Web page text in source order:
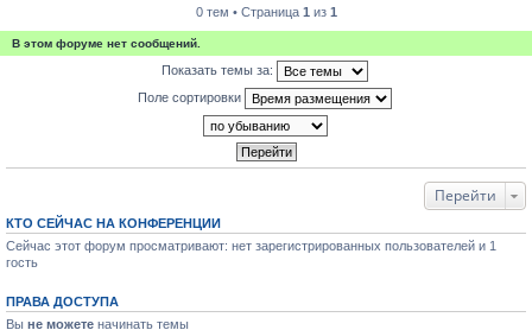
0 тем • Страница 1 из 1
В этом форуме нет сообщений.
Показать темы за:
Поле сортировки
Перейти
КТО СЕЙЧАС НА КОНФЕРЕНЦИИ
Сейчас этот форум просматривают: нет зарегистрированных пользователей и 1
гость
ПРАВА ДОСТУПА
Вы не можете начинать темы